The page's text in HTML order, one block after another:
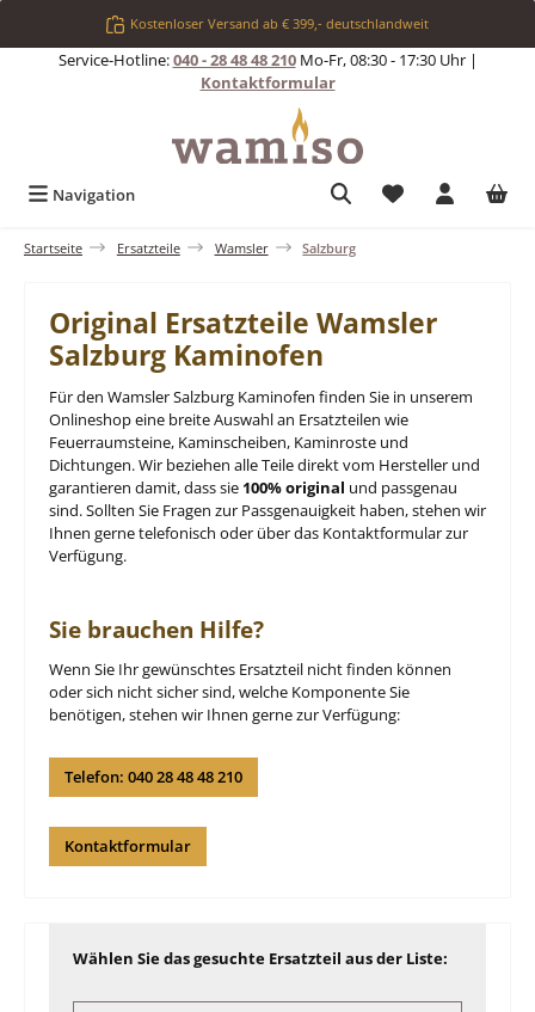
Zum Hauptinhalt springenKostenloser Versand ab € 399,- deutschlandweit
Service-Hotline:040 - 28 48 48 210Mo-Fr, 08:30 - 17:30 Uhr |
Kontaktformular
Navigation Du hast 0
Startseite Ersatzteile Wamsler Salzburg
Original Ersatzteile Wamsler
Salzburg Kaminofen
Für den Wamsler Salzburg Kaminofen finden Sie in unserem
Onlineshop eine breite Auswahl an Ersatzteilen wie
Feuerraumsteine, Kaminscheiben, Kaminroste und
Dichtungen. Wir beziehen alle Teile direkt vom Hersteller und
garantieren damit, dass sie 100% original und passgenau
sind. Sollten Sie Fragen zur Passgenauigkeit haben, stehen wir
Ihnen gerne telefonisch oder über das Kontaktformular zur
Verfügung.
Sie brauchen Hilfe?
Wenn Sie Ihr gewünschtes Ersatzteil nicht finden können
oder sich nicht sicher sind, welche Komponente Sie
benötigen, stehen wir Ihnen gerne zur Verfügung:
Telefon: 040 28 48 48 210
Kontaktformular
Wählen Sie das gesuchte Ersatzteil aus der Liste: